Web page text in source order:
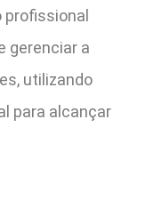
profissional
gerenciar a
utilizando
para alcançar